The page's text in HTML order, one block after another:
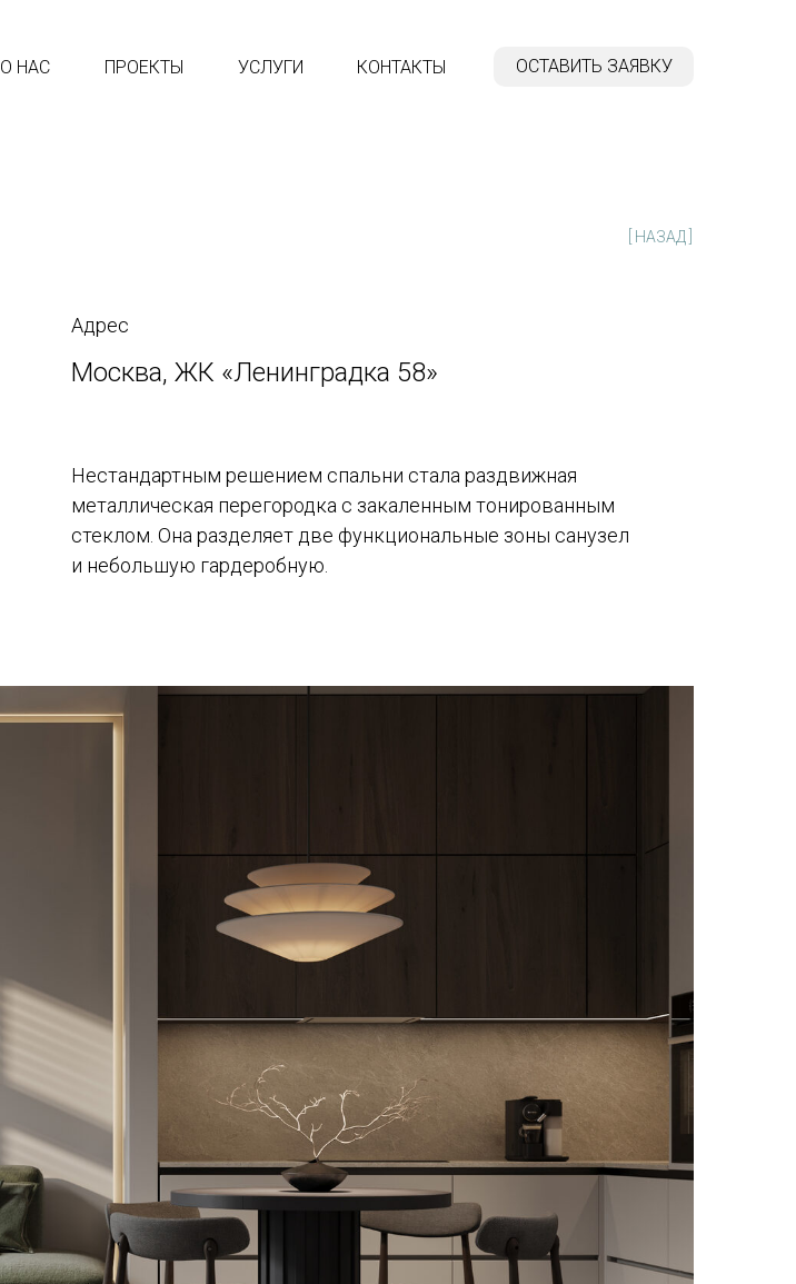
ОСТАВИТЬ ЗАЯВКУ
О НАС ПРОЕКТЫ УСЛУГИ КОНТАКТЫ
[ НАЗАД ]
Адрес
Нестандартным решением спальни стала раздвижная
металлическая перегородка с закаленным тонированным
стеклом. Она разделяет две функциональные зоны санузел
и небольшую гардеробную.
Москва, ЖК «Ленинградка 58»